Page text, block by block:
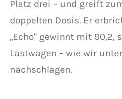
Platz drei – und greift
doppelten Dosis. Er
„Echo“ gewinnt mit 90,2,
Lastwagen – wie wir
nachschlagen.